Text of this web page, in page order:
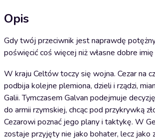
Opis
Gdy twój przeciwnik jest naprawdę
poświęcić coś więcej niż własne dobre imię
W kraju Celtów toczy się wojna. Cezar na
podbija kolejne plemiona, dzieli i rządzi,
Galii. Tymczasem Galvan podejmuje
do armii rzymskiej, chcąc pod przykrywką
Cezarowi poznać jego plany i taktykę. W
zostaje przyjęty nie jako bohater, lecz jako